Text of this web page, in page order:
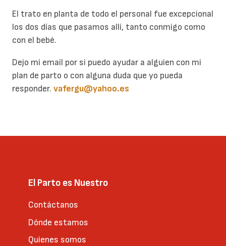
El trato en planta de todo el personal fue excepcional
los dos días que pasamos allí, tanto conmigo como
con el bebé.
Dejo mi email por si puedo ayudar a alguien con mi
plan de parto o con alguna duda que yo pueda
responder. vafergu@yahoo.es
El Parto es Nuestro
Contáctanos
Dónde estamos
Quienes somos